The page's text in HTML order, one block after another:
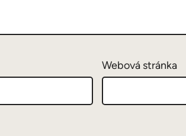
Webová stránka